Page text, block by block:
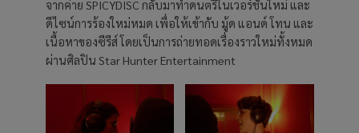
จากค่าย SPICYDISC กลับมาทำดนตรีในเวอร์ชั่นใหม่ และ
ดีไซน์การร้องใหม่หมด เพื่อให้เข้ากับ มู้ด แอนด์ โทน และ
เนื้อหาของซีรีส์ โดยเป็นการถ่ายทอดเรื่องราวใหม่ทั้งหมด
ผ่านศิลปิน Star Hunter Entertainment